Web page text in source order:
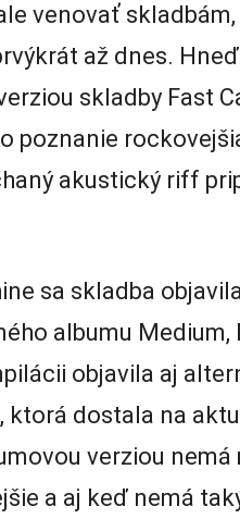
venovať
až dnes.
skladby Fast
poznanie
akustický riff
sa skladba
albumu Medium,
objavila aj
ktorá dostala na
verziou
a aj keď nemá